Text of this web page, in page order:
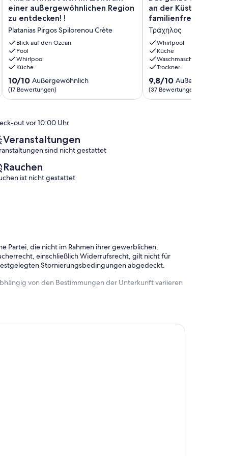
befindet
sich
Zentrum
einer
außergewöhnlichen
Region
zu
entdecken!
!
Platanias
Crète
einer außergewöhnlichen Region
zu entdecken! !
Platanias Pirgos Spilorenou Crète
Blick auf den Ozean
Pool
Whirlpool
Küche
10.0
von
10,
Bewertungen)
10/10 Außergewöhnlich
(17 Bewertungen)
ganze
Jahr
schöne
Haus
an
der
Küste,
mit
Frühstück,
familienfreundlich
an der Küste, mit
familienfreundlich
Τράχηλος
Whirlpool
Küche
Waschmaschine
Trockner
9.8
von
10,
9,8/10
(37 Bewertungen)
out vor 10:00 Uhr
Veranstaltungen
sind nicht gestattet
Rauchen
ist nicht gestattet
Partei, die nicht im Rahmen ihrer gewerblichen,
einschließlich Widerrufsrecht, gilt nicht für
Stornierungsbedingungen abgedeckt.
von den Bestimmungen der Unterkunft variieren